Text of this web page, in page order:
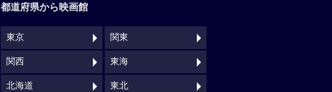
都道府県から映画館
東京 関東
関西 東海
北海道 東北